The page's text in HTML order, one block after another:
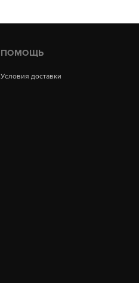
ПОМОЩЬ
Условия доставки